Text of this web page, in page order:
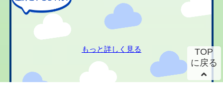
もっと詳しく見る
TOP
に戻る